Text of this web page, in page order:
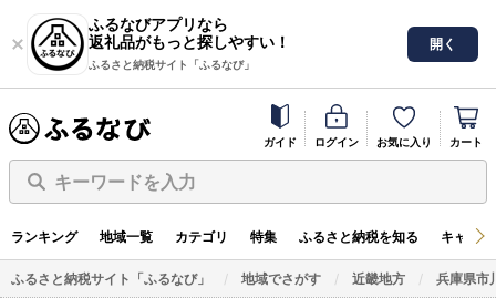
ふるなびアプリなら
返礼品がもっと探しやすい！
ふるさと納税サイト「ふるなび」
開く
ガイド ログイン お気に入り カート
キーワードを入力
ランキング 地域一覧 カテゴリ 特集 ふるさと納税を知る キャン
ふるさと納税サイト「ふるなび」 地域でさがす 近畿地方 兵庫県市